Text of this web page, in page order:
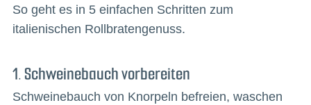
So geht es in 5 einfachen Schritten zum
italienischen Rollbratengenuss.
1. Schweinebauch vorbereiten
Schweinebauch von Knorpeln befreien, waschen